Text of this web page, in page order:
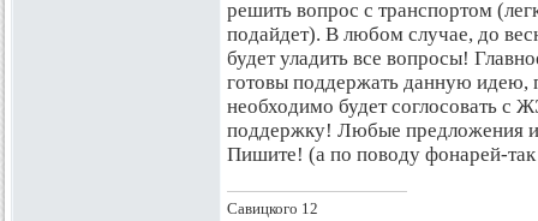
решить вопрос с транспортом
подайдет). В любом случае, до
будет уладить все вопросы!
готовы поддержать данную идею,
необходимо будет соглосовать
поддержку! Любые предложения
Пишите! (а по поводу фонарей-
Савицкого 12